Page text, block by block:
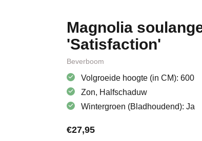
Magnolia
'Satisfaction'
Beverboom
Volgroeide hoogte (in CM): 600
Zon, Halfschaduw
Wintergroen (Bladhoudend): Ja
€27,95